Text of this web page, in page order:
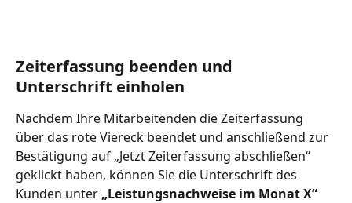
Zeiterfassung beenden und
Unterschrift einholen
Nachdem Ihre Mitarbeitenden die Zeiterfassung
über das rote Viereck beendet und anschließend zur
Bestätigung auf „Jetzt Zeiterfassung abschließen“
geklickt haben, können Sie die Unterschrift des
Kunden unter „Leistungsnachweise im Monat X“